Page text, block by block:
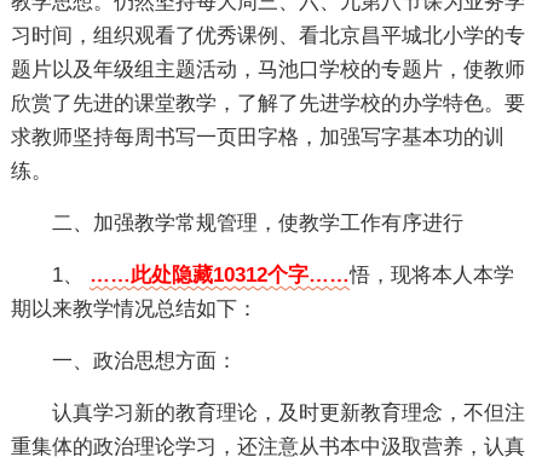
习时间，组织观看了优秀课例、看北京昌平城北小学的专
题片以及年级组主题活动，马池口学校的专题片，使教师
欣赏了先进的课堂教学，了解了先进学校的办学特色。要
求教师坚持每周书写一页田字格，加强写字基本功的训
练。
二、加强教学常规管理，使教学工作有序进行
1、 ……此处隐藏10312个字……悟，现将本人本学
期以来教学情况总结如下：
一、政治思想方面：
认真学习新的教育理论，及时更新教育理念，不但注
重集体的政治理论学习，还注意从书本中汲取营养，认真